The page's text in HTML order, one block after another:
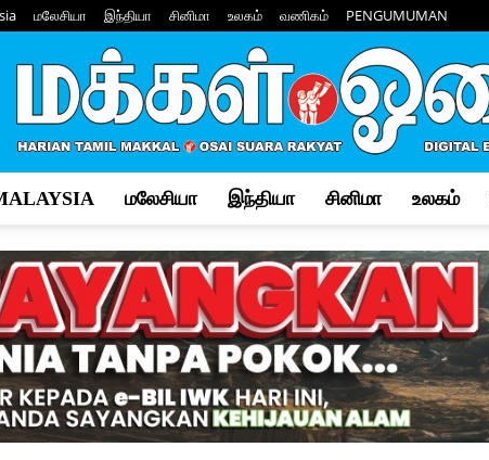
மலேசியா இந்தியா சினிமா உலகம் வணிகம் PENGUMUMAN
Osai
மலேசியா இந்தியா சினிமா உலகம்